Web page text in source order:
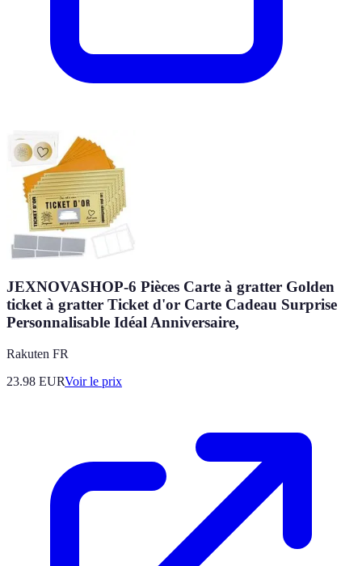
JEXNOVASHOP-6 Pièces Carte à gratter Golden
ticket à gratter Ticket d'or Carte Cadeau Surprise
Personnalisable Idéal Anniversaire,
Rakuten FR
23.98 EURVoir le prix